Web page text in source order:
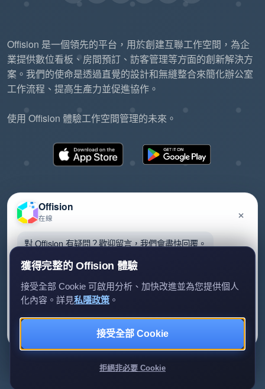
Offision 是一個領先的平台，用於創建互聯工作空間，為企
業提供數位看板、房間預訂、訪客管理等方面的創新解決方
案。我們的使命是透過直覺的設計和無縫整合來簡化辦公室
工作流程、提高生產力並促進協作。
使用 Offision 體驗工作空間管理的未來。
隱私政策服務條款EULA
Review us on G2
Offision
在線 ×
對 Offision 有疑問？歡迎留言，我們會盡快回覆。
我們只會用你的資料回覆查詢。
獲得完整的 Offision 體驗
接受全部 Cookie 可啟用分析、加快改進並為您提供個人
化內容。詳見私隱政策 。
接受全部 Cookie
拒絕非必要 Cookie